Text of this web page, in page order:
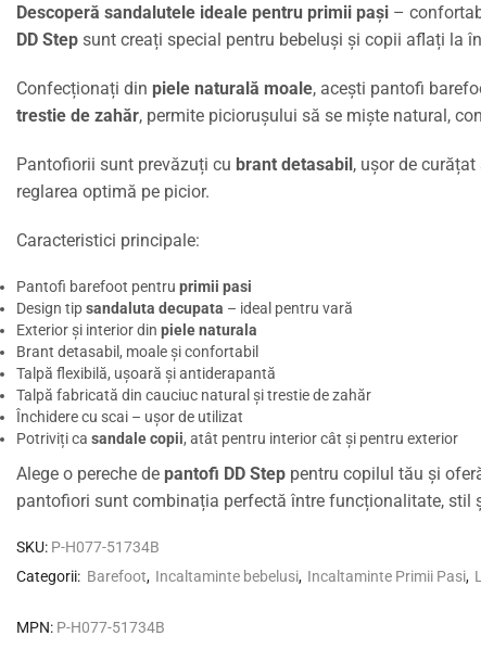
Descoperă sandalutele ideale pentru primii pași –
DD Step sunt creați special pentru bebeluși și copii aflați la
Confecționați din piele naturală moale, acești pantofi
trestie de zahăr, permite piciorușului să se miște natural,
Pantofiorii sunt prevăzuți cu brant detasabil, ușor de
reglarea optimă pe picior.
Caracteristici principale:
Pantofi barefoot pentru primii pasi
Design tipsandaluta decupata – ideal pentru vară
Exterior și interior din piele naturala
Brant detasabil, moale și confortabil
Talpă flexibilă, ușoară și antiderapantă
Talpă fabricată din cauciuc natural și trestie de zahăr
Închidere cu scai – ușor de utilizat
Potriviți ca sandale copii, atât pentru interior cât și pentru exterior
Alege o pereche de pantofi DD Step pentru copilul tău și
pantofiori sunt combinația perfectă între funcționalitate, stil
SKU: P-H077-51734B
Categorii: Barefoot, Incaltaminte bebelusi, Incaltaminte Primii Pasi,
MPN: P-H077-51734B